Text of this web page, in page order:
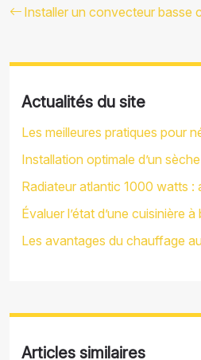
Installer un convecteur basse
Actualités du site
Les meilleures pratiques pour
Installation optimale d’un
Radiateur atlantic 1000 watts
Évaluer l’état d’une cuisinière
Les avantages du chauffage
Articles similaires